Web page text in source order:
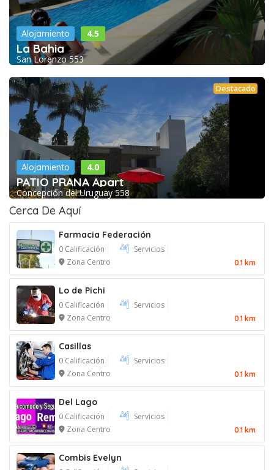
Alojamiento 4.5
La Bahia
San Lorenzo 553
Destacado
Alojamiento 4.0
PATIO PRANA Apart
Concepción del Uruguay 558
Cerca De Aquí
Farmacia Federación
0 Calificación
Servicios
Zona Centro
0.1 km
Lo de Pichi
0 Calificación
Servicios
Zona Centro
0.1 km
Casillas
0 Calificación
Servicios
Zona Centro
0.1 km
Del Lago
0 Calificación
Servicios
Zona Centro
0.1 km
Combis Evelyn